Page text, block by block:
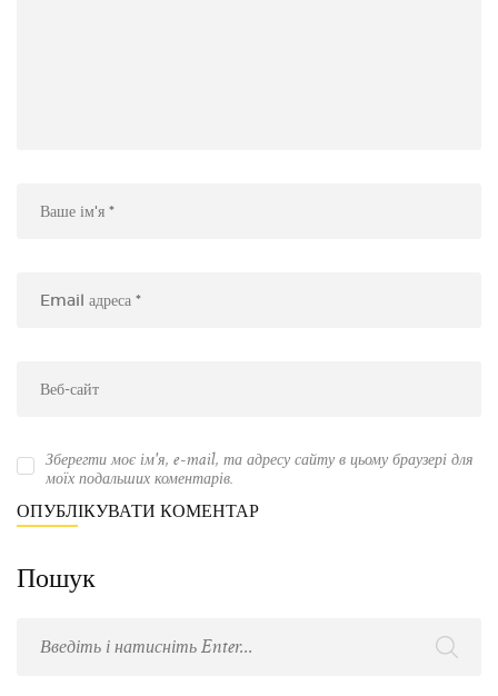
Зберегти моє ім'я, e-mail, та адресу сайту в цьому браузері для
моїх подальших коментарів.
Пошук